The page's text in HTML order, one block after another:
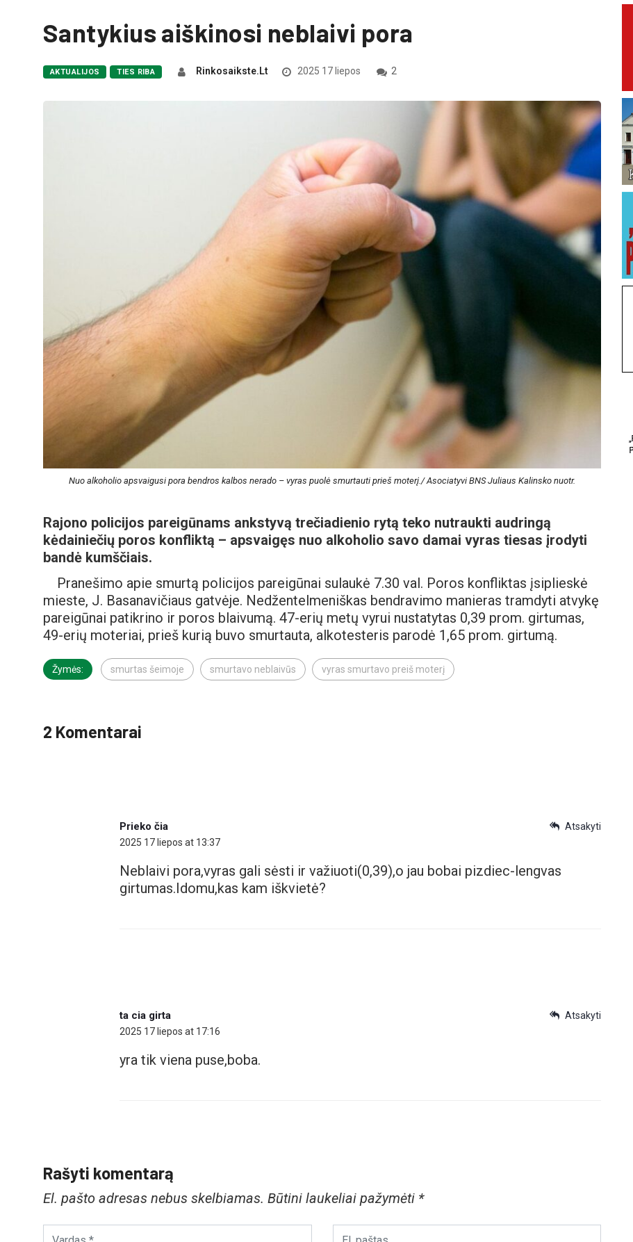
Santykius aiškinosi neblaivi pora
AKTUALIJOS TIES RIBA Rinkosaikste.lt 2025 17 liepos 2
Nuo alkoholio apsvaigusi pora bendros kalbos nerado – vyras puolė smurtauti prieš moterį./ Asociatyvi BNS Juliaus Kalinsko nuotr.
Rajono policijos pareigūnams ankstyvą trečiadienio rytą teko nutraukti audringą
kėdainiečių poros konfliktą – apsvaigęs nuo alkoholio savo damai vyras tiesas įrodyti
bandė kumščiais.
Pranešimo apie smurtą policijos pareigūnai sulaukė 7.30 val. Poros konfliktas įsiplieskė
mieste, J. Basanavičiaus gatvėje. Nedžentelmeniškas bendravimo manieras tramdyti atvykę
pareigūnai patikrino ir poros blaivumą. 47-erių metų vyrui nustatytas 0,39 prom. girtumas,
49-erių moteriai, prieš kurią buvo smurtauta, alkotesteris parodė 1,65 prom. girtumą.
Žymės: smurtas šeimoje smurtavo neblaivūs vyras smurtavo preiš moterį
2 Komentarai
Atsakyti
Prieko čia
2025 17 liepos at 13:37
Neblaivi pora,vyras gali sėsti ir važiuoti(0,39),o jau bobai pizdiec-lengvas
girtumas.Idomu,kas kam iškvietė?
Atsakyti
ta cia girta
2025 17 liepos at 17:16
yra tik viena puse,boba.
Rašyti komentarą
El. pašto adresas nebus skelbiamas. Būtini laukeliai pažymėti *